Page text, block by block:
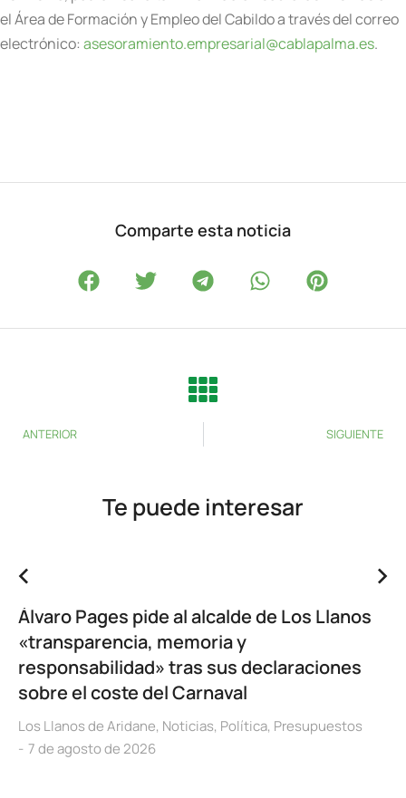
el Área de Formación y Empleo del Cabildo a través del correo
electrónico: asesoramiento.empresarial@cablapalma.es.
Comparte esta noticia
ANTERIOR SIGUIENTE
Te puede interesar
Álvaro Pages pide al alcalde de Los Llanos
«transparencia, memoria y
responsabilidad» tras sus declaraciones
sobre el coste del Carnaval
Los Llanos de Aridane, Noticias, Política, Presupuestos
7 de agosto de 2026